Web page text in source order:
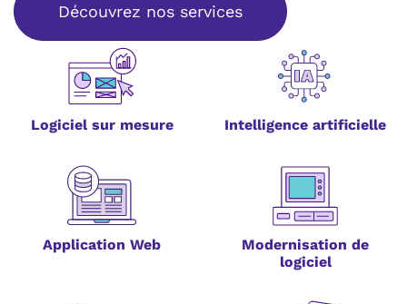
Découvrez nos services
Logiciel sur mesure Intelligence artificielle
Application Web
Modernisation de
logiciel